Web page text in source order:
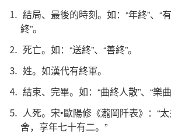
⒈ 結局、最後的時刻。如：“年終”、“
終”。
⒉ 死亡。如：“送終”、“善終”。
⒊ 姓。如漢代有終軍。
⒋ 結束、完畢。如：“曲終人散”、“樂曲
⒌ 人死。宋•歐陽修《瀧岡阡表》：“
舍，享年七十有二。”